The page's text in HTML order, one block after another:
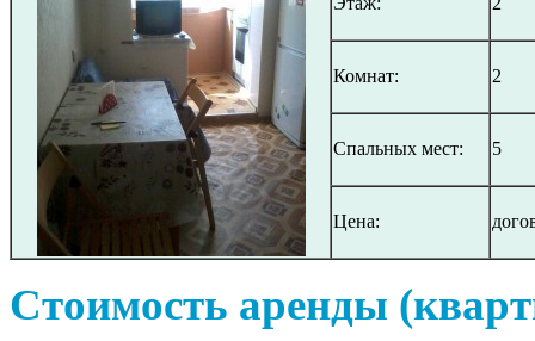
Комнат: 2
Спальных мест: 5
Цена:
Стоимость аренды